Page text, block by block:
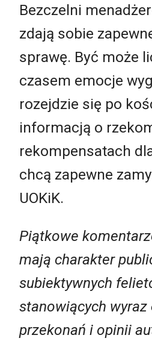
Bezczelni
zdają sobie
sprawę. Być może
czasem emocje
rozejdzie się po
informacją o
rekompensatach
chcą zapewne
UOKiK.
Piątkowe
mają charakter
subiektywnych
stanowiących wyraz
przekonań i opinii